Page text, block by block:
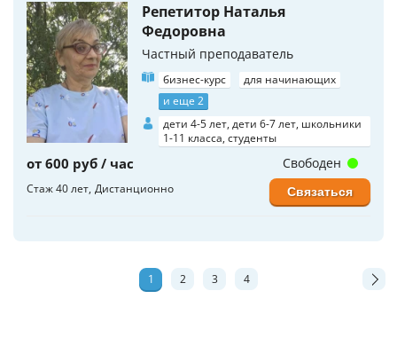
Репетитор Наталья
Федоровна
Частный преподаватель
бизнес-курс
для начинающих
и еще 2
дети 4-5 лет, дети 6-7 лет, школьники
1-11 класса, студенты
от 600 руб / час
Стаж 40 лет Дистанционно
Свободен
Связаться
1 2 3 4